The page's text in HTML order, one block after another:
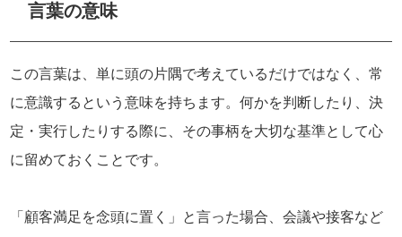
言葉の意味
この言葉は、単に頭の片隅で考えているだけではなく、常
に意識するという意味を持ちます。何かを判断したり、決
定・実行したりする際に、その事柄を大切な基準として心
に留めておくことです。
「顧客満足を念頭に置く」と言った場合、会議や接客など